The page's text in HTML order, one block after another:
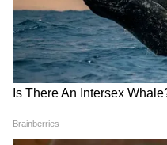
करोड़..अंग्रेजी में बोलूं', देश के युवाओं
को Modi ने दिया बहुत बड़ा टास्क